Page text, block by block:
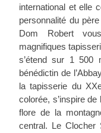
international et elle
personnalité du
Dom Robert
magnifiques
s’étend sur 1 500
bénédictin de
la tapisserie du
colorée, s’inspire
flore de la
central. Le Clocher